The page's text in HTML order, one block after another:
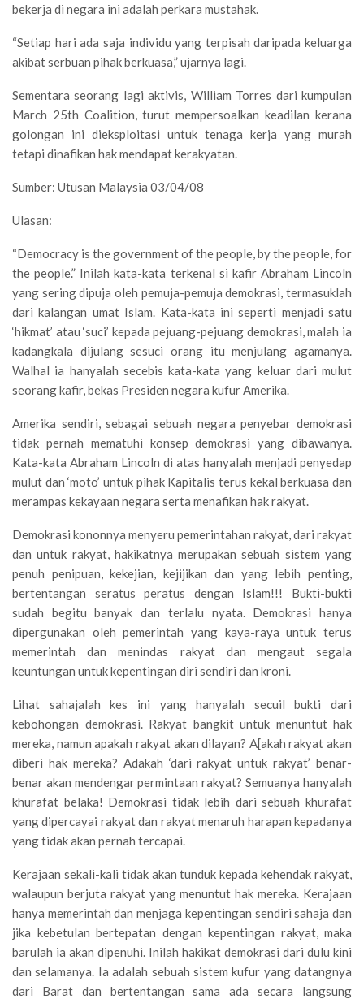
bekerja di negara ini adalah perkara mustahak.
“Setiap hari ada saja individu yang terpisah daripada keluarga
akibat serbuan pihak berkuasa,” ujarnya lagi.
Sementara seorang lagi aktivis, William Torres dari kumpulan
March 25th Coalition, turut mempersoalkan keadilan kerana
golongan ini dieksploitasi untuk tenaga kerja yang murah
tetapi dinafikan hak mendapat kerakyatan.
Sumber: Utusan Malaysia 03/04/08
Ulasan:
“Democracy is the government of the people, by the people, for
the people.” Inilah kata-kata terkenal si kafir Abraham Lincoln
yang sering dipuja oleh pemuja-pemuja demokrasi, termasuklah
dari kalangan umat Islam. Kata-kata ini seperti menjadi satu
‘hikmat’ atau ‘suci’ kepada pejuang-pejuang demokrasi, malah ia
kadangkala dijulang sesuci orang itu menjulang agamanya.
Walhal ia hanyalah secebis kata-kata yang keluar dari mulut
seorang kafir, bekas Presiden negara kufur Amerika.
Amerika sendiri, sebagai sebuah negara penyebar demokrasi
tidak pernah mematuhi konsep demokrasi yang dibawanya.
Kata-kata Abraham Lincoln di atas hanyalah menjadi penyedap
mulut dan ‘moto’ untuk pihak Kapitalis terus kekal berkuasa dan
merampas kekayaan negara serta menafikan hak rakyat.
Demokrasi kononnya menyeru pemerintahan rakyat, dari rakyat
dan untuk rakyat, hakikatnya merupakan sebuah sistem yang
penuh penipuan, kekejian, kejijikan dan yang lebih penting,
bertentangan seratus peratus dengan Islam!!! Bukti-bukti
sudah begitu banyak dan terlalu nyata. Demokrasi hanya
dipergunakan oleh pemerintah yang kaya-raya untuk terus
memerintah dan menindas rakyat dan mengaut segala
keuntungan untuk kepentingan diri sendiri dan kroni.
Lihat sahajalah kes ini yang hanyalah secuil bukti dari
kebohongan demokrasi. Rakyat bangkit untuk menuntut hak
mereka, namun apakah rakyat akan dilayan? A[akah rakyat akan
diberi hak mereka? Adakah ‘dari rakyat untuk rakyat’ benar-
benar akan mendengar permintaan rakyat? Semuanya hanyalah
khurafat belaka! Demokrasi tidak lebih dari sebuah khurafat
yang dipercayai rakyat dan rakyat menaruh harapan kepadanya
yang tidak akan pernah tercapai.
Kerajaan sekali-kali tidak akan tunduk kepada kehendak rakyat,
walaupun berjuta rakyat yang menuntut hak mereka. Kerajaan
hanya memerintah dan menjaga kepentingan sendiri sahaja dan
jika kebetulan bertepatan dengan kepentingan rakyat, maka
barulah ia akan dipenuhi. Inilah hakikat demokrasi dari dulu kini
dan selamanya. Ia adalah sebuah sistem kufur yang datangnya
dari Barat dan bertentangan sama ada secara langsung